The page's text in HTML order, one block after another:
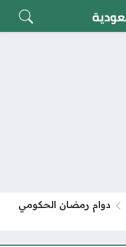
دوام رمضان الحكومي